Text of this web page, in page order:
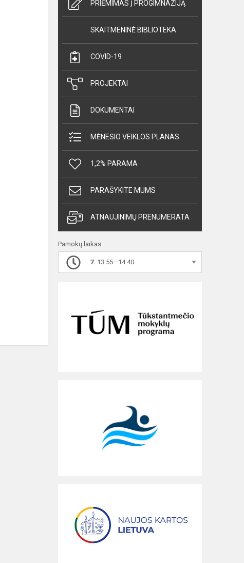
PRIĖMIMAS Į PROGIMNAZIJĄ
SKAITMENINĖ BIBLIOTEKA
COVID-19
PROJEKTAI
DOKUMENTAI
MĖNESIO VEIKLOS PLANAS
1,2% PARAMA
PARAŠYKITE MUMS
ATNAUJINIMŲ PRENUMERATA
Pamokų laikas
7. 13.55—14.40